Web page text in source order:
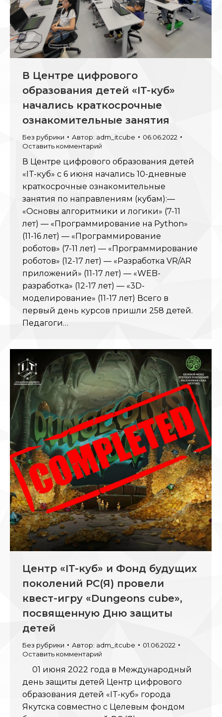
В Центре цифрового
образования детей «IT-куб»
начались краткосрочные
ознакомительные занятия
Без рубрики Автор: adm_itcube
06.06.2022
Оставить комментарий
В Центре цифрового образования детей
«IT-куб» с 6 июня начались 10-дневные
краткосрочные ознакомительные
занятия по направлениям (кубам):—
«Основы алгоритмики и логики» (7-11
лет) — «Программирование на Python»
(11-16 лет) — «Программирование
роботов» (7-11 лет) — «Программирование
роботов» (12-17 лет) — «Разработка VR/AR
приложений» (11-17 лет) — «WEB-
разработка» (12-17 лет) — «3D-
моделирование» (11-17 лет) Всего в
первый день курсов пришли 258 детей.
Педагоги…
Центр «IT-куб» и Фонд будущих
поколений РС(Я) провели
квест-игру «Dungeons cube»,
посвященную Дню защиты
детей
Без рубрики Автор: adm_itcube
01.06.2022
Оставить комментарий
01 июня 2022 года в Международный
день защиты детей Центр цифрового
образования детей «IT-куб» города
Якутска совместно с Целевым фондом